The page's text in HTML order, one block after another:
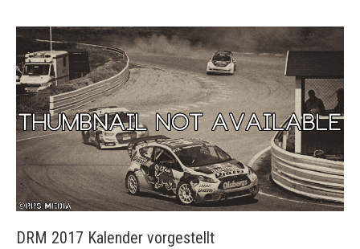
DRM 2017 Kalender vorgestellt